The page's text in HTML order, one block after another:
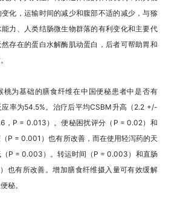
变化，运输时间的减少和腹部不适的减少，与猕
力、人类结肠微生物群落的有利变化和主要代
存在的蛋白水解酶肌动蛋白，后者可帮助胃和
桃为基础的膳食纤维在中国便秘患者中是否有
应率为54.5%。治疗后平均CSBM升高（2.2 +/-
，P = 0.013）。便秘困扰评分（P = 0.02）和
P = 0.001）也有所改善，而在使用轻泻药的天
（P = 0.003）。转运时间（P = 0.003）和直肠
也有所改善。增加膳食纤维摄入量可有效缓解
秘。